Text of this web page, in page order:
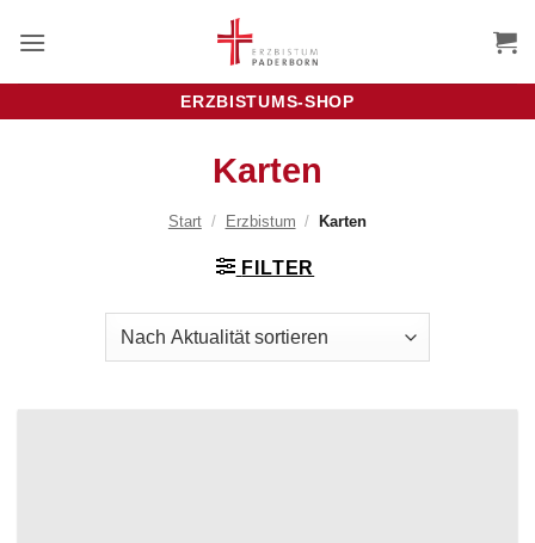
Inhalt
ERZBISTUMS-SHOP
Karten
Start / Erzbistum / Karten
FILTER